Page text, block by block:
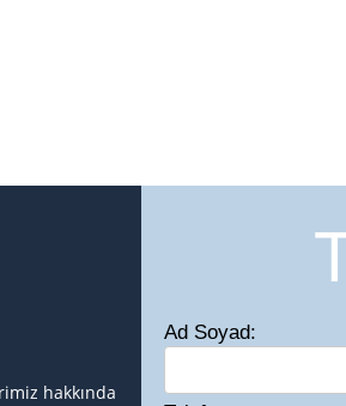
hakkında
Ad Soyad: